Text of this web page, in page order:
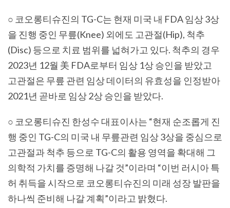
○ 코오롱티슈진의 TG-C는 현재 미국 내 FDA 임상 3상
을 진행 중인 무릎(Knee) 외에도 고관절(Hip), 척추
(Disc) 등으로 치료 범위를 넓혀가고 있다. 척추의 경우
2023년 12월 美 FDA로부터 임상 1상 승인을 받았고
고관절은 무릎 관련 임상 데이터의 유효성을 인정받아
2021년 곧바로 임상 2상 승인을 받았다.
○ 코오롱티슈진 한성수 대표이사는 “현재 순조롭게 진
행 중인 TG-C의 미국 내 무릎관련 임상 3상을 중심으로
고관절과 척추 등으로 TG-C의 활용 영역을 확대해 그
의학적 가치를 증명해 나갈 것”이라며 “이번 러시아 특
허 취득을 시작으로 코오롱티슈진의 미래 성장 발판을
하나씩 준비해 나갈 계획”이라고 밝혔다.